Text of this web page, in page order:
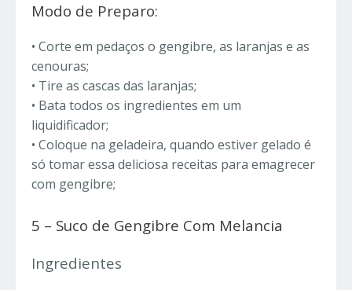
Modo de Preparo:
• Corte em pedaços o gengibre, as laranjas e as
cenouras;
• Tire as cascas das laranjas;
• Bata todos os ingredientes em um
liquidificador;
• Coloque na geladeira, quando estiver gelado é
só tomar essa deliciosa receitas para emagrecer
com gengibre;
5 – Suco de Gengibre Com Melancia
Ingredientes